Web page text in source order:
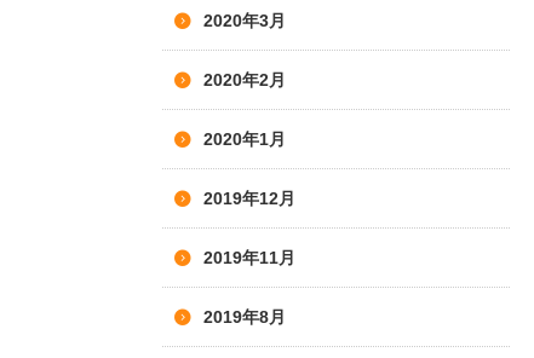
2020年3月
2020年2月
2020年1月
2019年12月
2019年11月
2019年8月